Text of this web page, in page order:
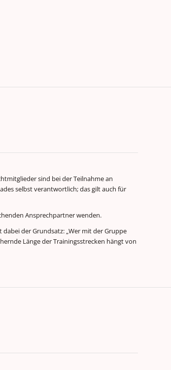
sind bei der Teilnahme an
selbst verantwortlich; das gilt auch für
Ansprechpartner wenden.
der Grundsatz: „Wer mit der Gruppe
Länge der Trainingsstrecken hängt von